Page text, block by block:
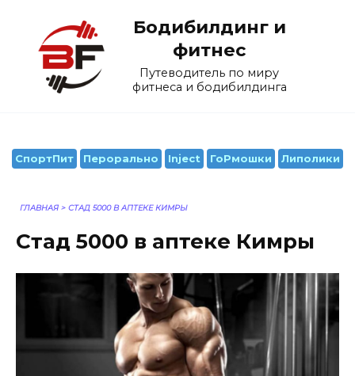
содержанию
Бодибилдинг и
фитнес
Путеводитель по миру
фитнеса и бодибилдинга
СпортПит Перорально Inject ГоРмошки Липолики
ГЛАВНАЯ > СТАД 5000 В АПТЕКЕ КИМРЫ
Стад 5000 в аптеке Кимры